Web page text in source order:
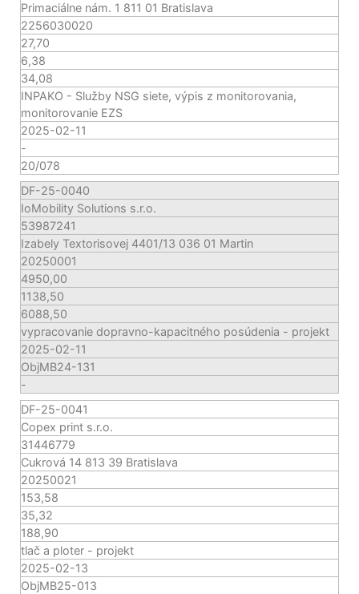
Primaciálne nám. 1 811 01 Bratislava
2256030020
27,70
6,38
34,08
INPAKO - Služby NSG siete, výpis z monitorovania,
monitorovanie EZS
2025-02-11
-
20/078
DF-25-0040
IoMobility Solutions s.r.o.
53987241
Izabely Textorisovej 4401/13 036 01 Martin
20250001
4950,00
1138,50
6088,50
vypracovanie dopravno-kapacitného posúdenia - projekt
2025-02-11
ObjMB24-131
-
DF-25-0041
Copex print s.r.o.
31446779
Cukrová 14 813 39 Bratislava
20250021
153,58
35,32
188,90
tlač a ploter - projekt
2025-02-13
ObjMB25-013